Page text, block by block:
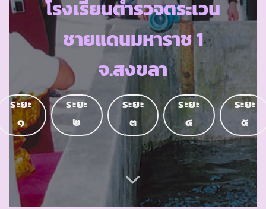
โรงเรียนตำรวจตระเวน
ชายแดนมหาราช 1
จ.สงขลา
ระยะ
๑
ระยะ
๒
ระยะ
๓
ระยะ
๔
ระยะ
๕